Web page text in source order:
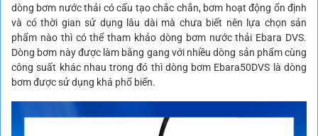
dòng bơm nước thải có cấu tạo chắc chắn, bơm hoạt động ổn định
và có thời gian sử dụng lâu dài mà chưa biết nên lựa chọn sản
phẩm nào thì có thể tham khảo dòng bơm nước thải Ebara DVS.
Dòng bơm này được làm bằng gang với nhiều dòng sản phẩm cùng
công suất khác nhau trong đó thì dòng bơm Ebara50DVS là dòng
bơm được sử dụng khá phổ biến.